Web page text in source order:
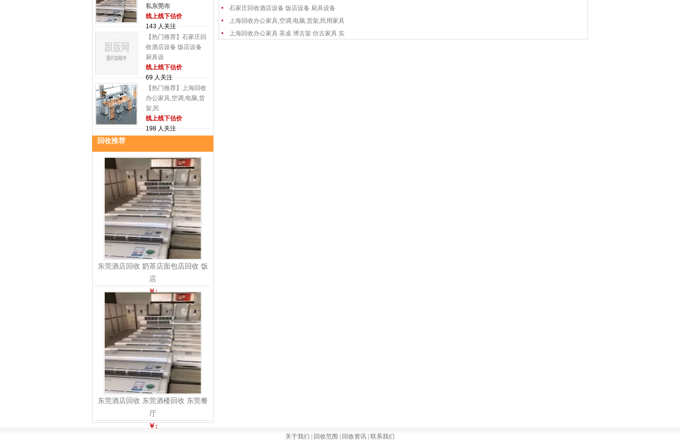
私东莞布
线上线下估价
143 人关注
【热门推荐】石家庄回
收酒店设备 饭店设备
厨具设
线上线下估价
69 人关注
【热门推荐】上海回收
办公家具,空调,电脑,货
架,民
线上线下估价
198 人关注
回收推荐
东莞酒店回收 奶茶店面包店回收 饭
店
￥:
东莞酒店回收 东莞酒楼回收 东莞餐
厅
￥:
石家庄回收酒店设备 饭店设备 厨具设备
上海回收办公家具,空调,电脑,货架,民用家具
上海回收办公家具 茶桌 博古架 仿古家具 实
关于我们 | 回收范围 | 回收资讯 | 联系我们